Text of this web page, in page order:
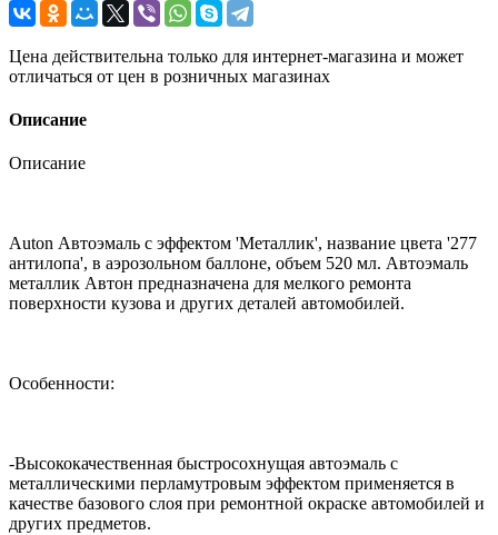
Цена действительна только для интернет-магазина и может
отличаться от цен в розничных магазинах
Описание
Описание
Auton Автоэмаль с эффектом 'Металлик', название цвета '277
антилопа', в аэрозольном баллоне, объем 520 мл. Автоэмаль
металлик Автон предназначена для мелкого ремонта
поверхности кузова и других деталей автомобилей.
Особенности:
-Высококачественная быстросохнущая автоэмаль с
металлическими перламутровым эффектом применяется в
качестве базового слоя при ремонтной окраске автомобилей и
других предметов.